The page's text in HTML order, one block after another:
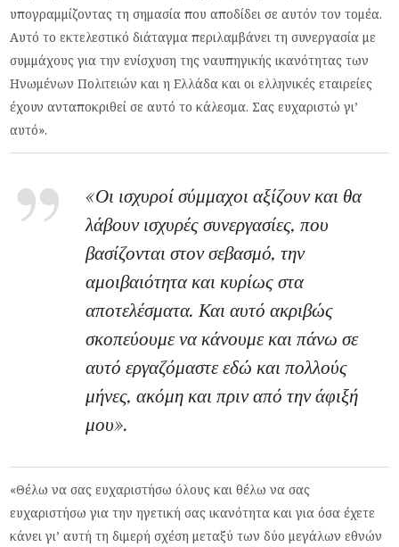
υπογραμμίζοντας τη σημασία που αποδίδει σε αυτόν τον τομέα.
Αυτό το εκτελεστικό διάταγμα περιλαμβάνει τη συνεργασία με
συμμάχους για την ενίσχυση της ναυπηγικής ικανότητας των
Ηνωμένων Πολιτειών και η Ελλάδα και οι ελληνικές εταιρείες
έχουν ανταποκριθεί σε αυτό το κάλεσμα. Σας ευχαριστώ γι’
αυτό».
«Οι ισχυροί σύμμαχοι αξίζουν και θα
λάβουν ισχυρές συνεργασίες, που
βασίζονται στον σεβασμό, την
αμοιβαιότητα και κυρίως στα
αποτελέσματα. Και αυτό ακριβώς
σκοπεύουμε να κάνουμε και πάνω σε
αυτό εργαζόμαστε εδώ και πολλούς
μήνες, ακόμη και πριν από την άφιξή
μου».
«Θέλω να σας ευχαριστήσω όλους και θέλω να σας
ευχαριστήσω για την ηγετική σας ικανότητα και για όσα έχετε
κάνει γι’ αυτή τη διμερή σχέση μεταξύ των δύο μεγάλων εθνών